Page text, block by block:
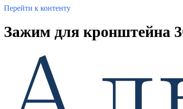
Перейти к контенту
Зажим для кронштейна